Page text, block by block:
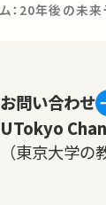
：20年後の未来
お問い合わせ
UTokyo
（東京大学の